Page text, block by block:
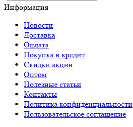
Информация
Новости
Доставка
Оплата
Покупка в кредит
Скидки акции
Оптом
Полезные статьи
Контакты
Политика конфиденциальности
Пользовательское соглашение